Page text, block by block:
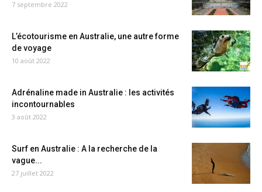
7 septembre 2022
L’écotourisme en Australie, une autre forme
de voyage
10 août 2022
Adrénaline made in Australie : les activités
incontournables
3 août 2022
Surf en Australie : A la recherche de la
vague...
27 juillet 2022